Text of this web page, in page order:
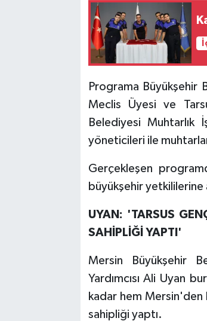
Programa Büyükşehir
Meclis Üyesi ve
Belediyesi Muhtarlık
yöneticileri ile
Gerçekleşen
büyükşehir yetkililerine
UYAN: 'TARSUS
SAHİPLİĞİ YAPTI'
Mersin Büyükşehir
Yardımcısı Ali Uyan
kadar hem Mersin'den
sahipliği yaptı.